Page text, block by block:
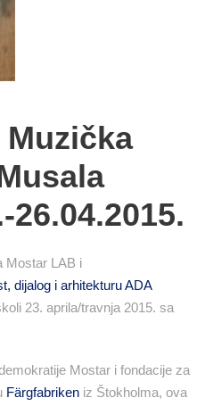
26.04.2015.
Mostar LAB i
dijalog i arhitekturu ADA
23. aprila/travnja 2015. sa
Mostar i fondacije za
Färgfabriken iz Štokholma, ova